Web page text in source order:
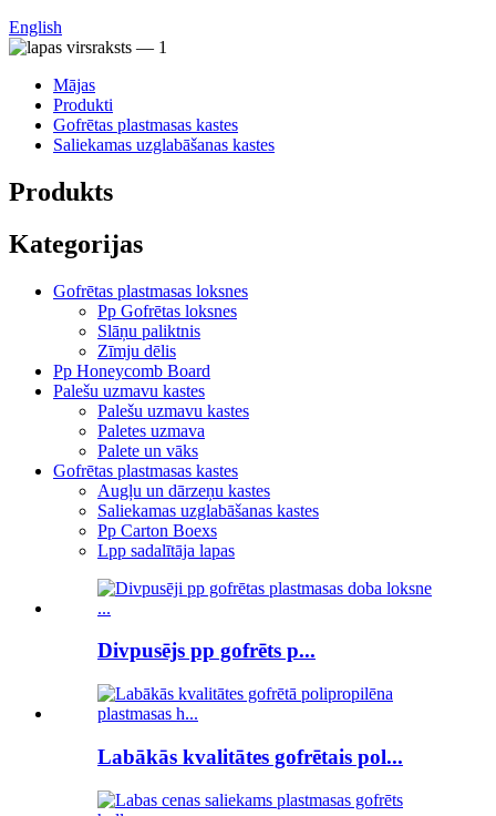
English
Mājas
Produkti
Gofrētas plastmasas kastes
Saliekamas uzglabāšanas kastes
Produkts
Kategorijas
Gofrētas plastmasas loksnes
Pp Gofrētas loksnes
Slāņu paliktnis
Zīmju dēlis
Pp Honeycomb Board
Palešu uzmavu kastes
Palešu uzmavu kastes
Paletes uzmava
Palete un vāks
Gofrētas plastmasas kastes
Augļu un dārzeņu kastes
Saliekamas uzglabāšanas kastes
Pp Carton Boexs
Lpp sadalītāja lapas
Divpusējs pp gofrēts p...
Labākās kvalitātes gofrētais pol...